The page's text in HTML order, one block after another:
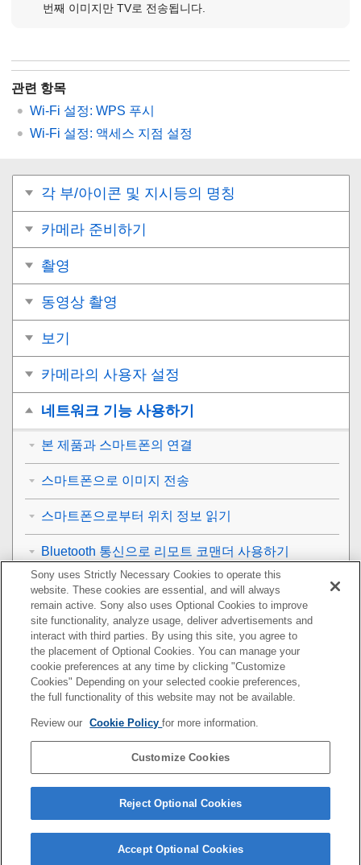
번째 이미지만 TV로 전송됩니다.
관련 항목
Wi-Fi 설정: WPS 푸시
Wi-Fi 설정: 액세스 지점 설정
각 부/아이콘 및 지시등의 명칭
카메라 준비하기
촬영
동영상 촬영
보기
카메라의 사용자 설정
네트워크 기능 사용하기
본 제품과 스마트폰의 연결
스마트폰으로 이미지 전송
스마트폰으로부터 위치 정보 읽기
Bluetooth 통신으로 리모트 코맨더 사용하기
TV로 이미지 전송
TV에서 보기
네트워크 설정 변경하기
컴퓨터 사용하기
MENU 항목 목록
사전 주의 사항/본 제품
문제가 발생했을 때는
Sony uses Strictly Necessary Cookies to operate this
website. These cookies are essential, and will always
remain active. Sony also uses Optional Cookies to improve
site functionality, analyze usage, deliver advertisements and
interact with third parties. By using this site, you agree to
the placement of Optional Cookies. You can manage your
cookie preferences at any time by clicking "Customize
Cookies" Depending on your selected cookie preferences,
the full functionality of this website may not be available.
Review our Cookie Policyfor more information.
Customize Cookies
Reject Optional Cookies
Accept Optional Cookies